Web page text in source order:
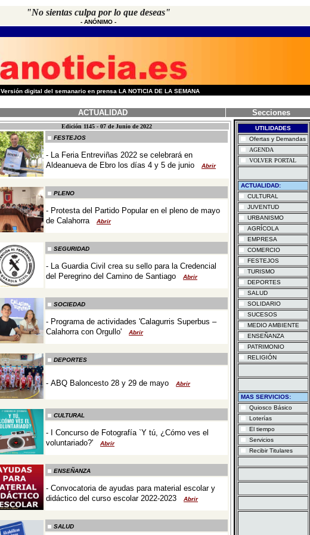
"No sientas culpa por lo que deseas"
- ANÓNIMO -
Versión digital del semanario en prensa LA NOTICIA DE LA SEMANA
ACTUALIDAD Secciones